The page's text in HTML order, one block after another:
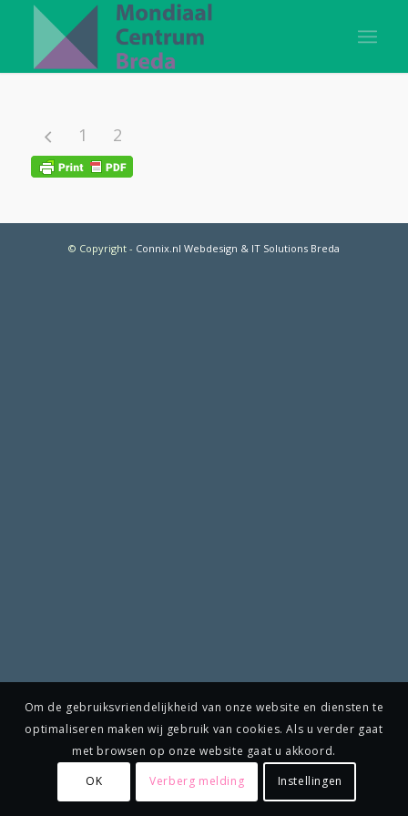
1 2
© Copyright - Connix.nl Webdesign & IT Solutions Breda
Om de gebruiksvriendelijkheid van onze website en diensten te
optimaliseren maken wij gebruik van cookies. Als u verder gaat
met browsen op onze website gaat u akkoord.
OK
Verberg melding Instellingen